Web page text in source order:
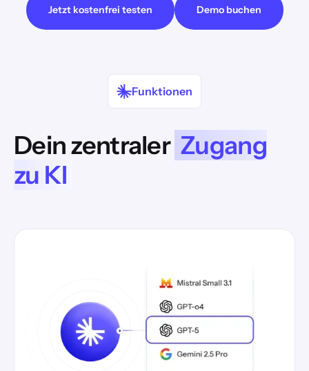
Jetzt kostenfrei testen Demo buchen
Funktionen
Dein zentraler Zugang
zu KI